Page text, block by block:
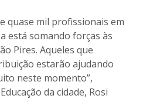
quase mil profissionais em
está somando forças às
Pires. Aqueles que
estarão ajudando
neste momento”,
da cidade, Rosi